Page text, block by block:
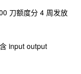
刀额度分 4 周发放
input output